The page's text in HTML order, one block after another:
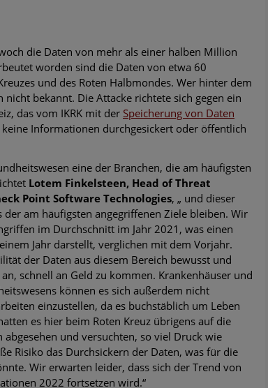
auf LinkedIn: Unternehmen und
Center in Augsburg
die Daten von mehr als einer halben Million
worden sind die Daten von etwa 60
und des Roten Halbmondes. Wer hinter dem
nicht bekannt. Die Attacke richtete sich gegen ein
das vom IKRK mit der Speicherung von Daten
Informationen durchgesickert oder öffentlich
eine der Branchen, die am häufigsten
Lotem Finkelsteen, Head of Threat
Point Software Technologies, „ und dieser
am häufigsten angegriffenen Ziele bleiben. Wir
im Durchschnitt im Jahr 2021, was einen
Jahr darstellt, verglichen mit dem Vorjahr.
der Daten aus diesem Bereich bewusst und
schnell an Geld zu kommen. Krankenhäuser und
können es sich außerdem nicht
einzustellen, da es buchstäblich um Leben
es hier beim Roten Kreuz übrigens auf die
und versuchten, so viel Druck wie
Risiko das Durchsickern der Daten, was für die
Wir erwarten leider, dass sich der Trend von
2022 fortsetzen wird.“